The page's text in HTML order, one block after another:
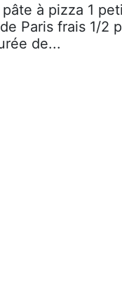
pâte à pizza 1
Paris frais 1/2
de...